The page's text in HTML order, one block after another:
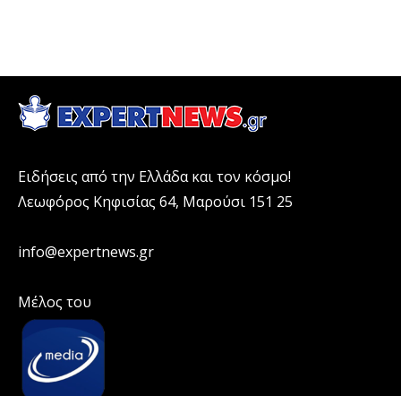
Ειδήσεις από την Ελλάδα και τον κόσμο!
Λεωφόρος Κηφισίας 64, Μαρούσι 151 25
info@expertnews.gr
Μέλος του